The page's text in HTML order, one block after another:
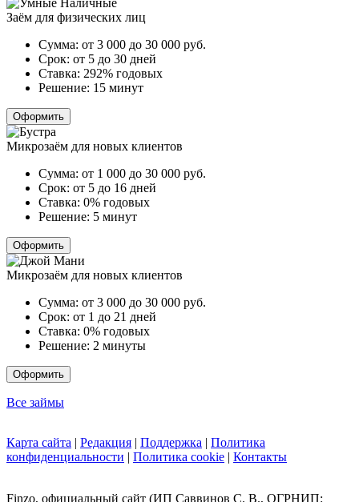
Заём для физических лиц
Сумма: от 3 000 до 30 000 руб.
Срок: от 5 до 30 дней
Ставка: 292% годовых
Решение: 15 минут
Оформить
Микрозаём для новых клиентов
Сумма: от 1 000 до 30 000 руб.
Срок: от 5 до 16 дней
Ставка: 0% годовых
Решение: 5 минут
Оформить
Микрозаём для новых клиентов
Сумма: от 3 000 до 30 000 руб.
Срок: от 1 до 21 дней
Ставка: 0% годовых
Решение: 2 минуты
Оформить
Все займы
Карта сайта | Редакция | Поддержка | Политика
конфиденциальности | Политика cookie | Контакты
Finzo, официальный сайт (ИП Саввинов С. В., ОГРНИП: